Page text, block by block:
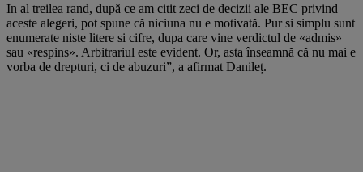
In al treilea rand, după ce am citit zeci de decizii ale BEC privind
aceste alegeri, pot spune că niciuna nu e motivată. Pur si simplu sunt
enumerate niste litere si cifre, dupa care vine verdictul de «admis»
sau «respins». Arbitrariul este evident. Or, asta înseamnă că nu mai e
vorba de drepturi, ci de abuzuri”, a afirmat Danileț.